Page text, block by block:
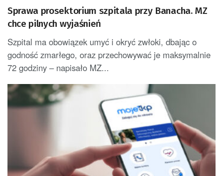
Sprawa prosektorium szpitala przy Banacha. MZ
chce pilnych wyjaśnień
Szpital ma obowiązek umyć i okryć zwłoki, dbając o
godność zmarłego, oraz przechowywać je maksymalnie
72 godziny – napisało MZ...